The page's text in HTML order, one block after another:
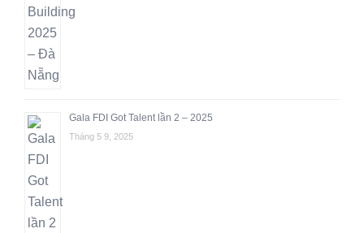
Gala FDI Got Talent lần 2 – 2025
Tháng 5 9, 2025